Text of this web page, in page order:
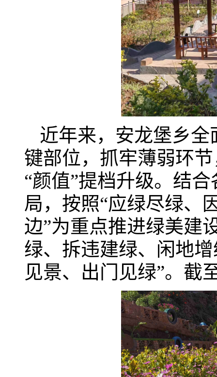
近年来，安龙堡乡全
键部位，抓牢薄弱环
“颜值”提档升级。结
局，按照“应绿尽绿、
边”为重点推进绿美建
绿、拆违建绿、闲地
见景、出门见绿”。截